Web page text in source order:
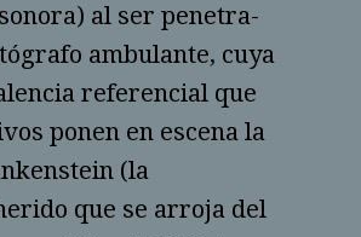
al ser penetra­
ambu­lante, cuya
refe­rencial que
ponen en escena la
(la
que se arroja del